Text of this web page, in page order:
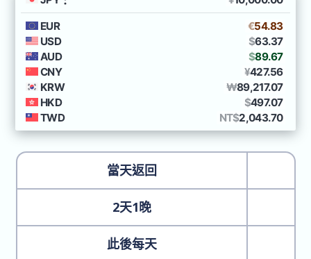
當天返回
2天1晚
此後每天